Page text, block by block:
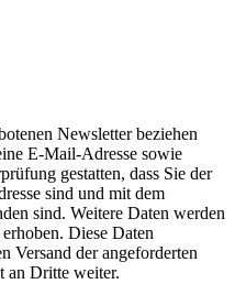
Newsletter beziehen
E-Mail-Adresse sowie
gestatten, dass Sie der
sind und mit dem
sind. Weitere Daten werden
Diese Daten
Versand der angeforderten
an Dritte weiter.